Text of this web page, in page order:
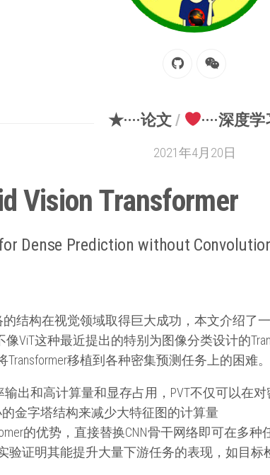
★····论文 / ····深度学
2021年4月20日
Vision Transformer
Dense Prediction without
的结构在视觉领域取得巨大成功，本文介绍了
ViT这种最近提出的特别为图像分类设计的
Transformer移植到各种密集预测任务上的困难
输出和高计算量和显存占用，PVT不仅可以在
金字塔结构来减少大特征图的计算量
的优势，直接替换CNN骨干网络即可在多种
验证明其能提升大量下游任务的表现，如目标